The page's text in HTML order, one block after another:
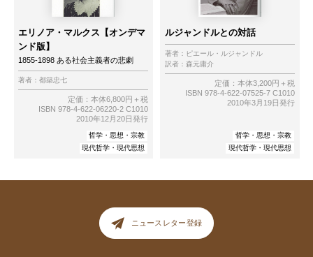
エリノア・マルクス【オンデマ
ンド版】
1855-1898 ある社会主義者の悲劇
著者： 都築忠七
定価：本体6,800円＋税
ISBN 978-4-622-06220-2 C1010
2010年12月20日発行
哲学・思想・宗教
現代哲学・現代思想
ルジャンドルとの対話
著者： ピエール・ルジャンドル
訳者： 森元庸介
定価：本体3,200円＋税
ISBN 978-4-622-07525-7 C1010
2010年3月19日発行
哲学・思想・宗教
現代哲学・現代思想
ニュースレター登録